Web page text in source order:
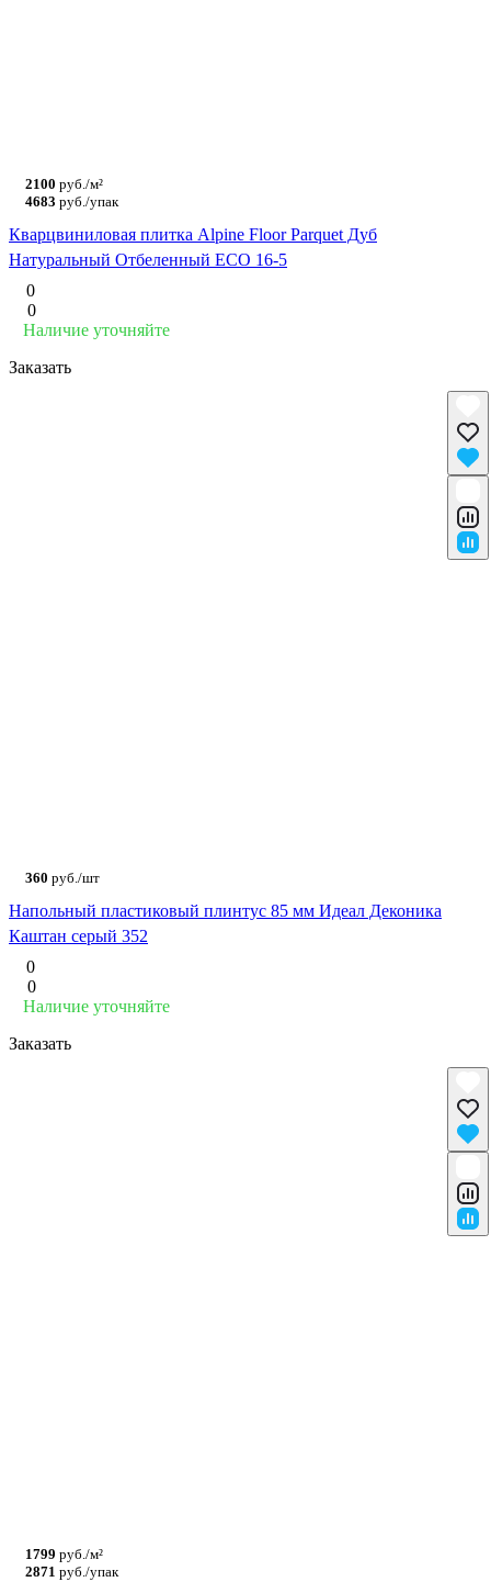
2100 руб./м²
4683 руб./упак
Кварцвиниловая плитка Alpine Floor Parquet Дуб
Натуральный Отбеленный ECO 16-5
0
0
Наличие уточняйте
Заказать
360 руб./шт
Напольный пластиковый плинтус 85 мм Идеал Деконика
Каштан серый 352
0
0
Наличие уточняйте
Заказать
1799 руб./м²
2871 руб./упак